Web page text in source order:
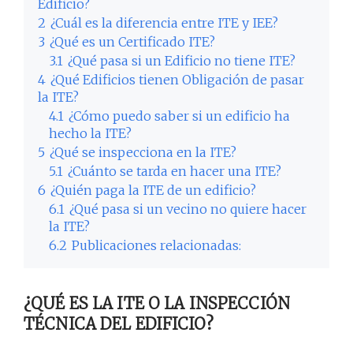
Edificio?
2 ¿Cuál es la diferencia entre ITE y IEE?
3 ¿Qué es un Certificado ITE?
3.1 ¿Qué pasa si un Edificio no tiene ITE?
4 ¿Qué Edificios tienen Obligación de pasar
la ITE?
4.1 ¿Cómo puedo saber si un edificio ha
hecho la ITE?
5 ¿Qué se inspecciona en la ITE?
5.1 ¿Cuánto se tarda en hacer una ITE?
6 ¿Quién paga la ITE de un edificio?
6.1 ¿Qué pasa si un vecino no quiere hacer
la ITE?
6.2 Publicaciones relacionadas:
¿QUÉ ES LA ITE O LA INSPECCIÓN
TÉCNICA DEL EDIFICIO?